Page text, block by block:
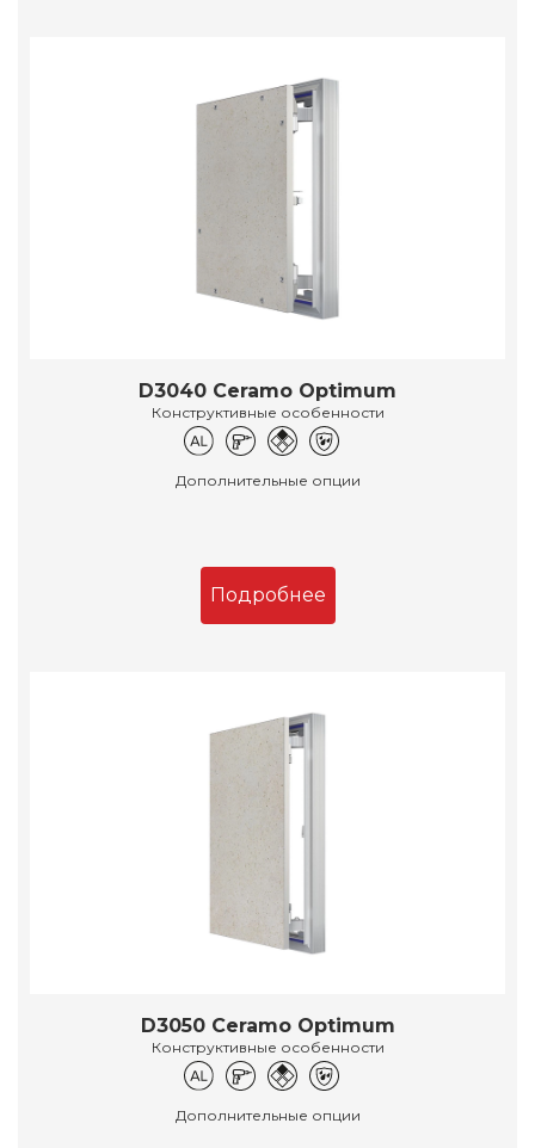
D3040 Ceramo Optimum
Конструктивные особенности
Дополнительные опции
Подробнее
D3050 Ceramo Optimum
Конструктивные особенности
Дополнительные опции